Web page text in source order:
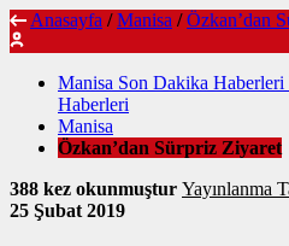
Anasayfa / Manisa / Özkan’dan
Manisa Son Dakika
Haberleri
Manisa
Özkan’dan Sürpriz Ziyaret
388 kez okunmuştur Yayınlanma
25 Şubat 2019